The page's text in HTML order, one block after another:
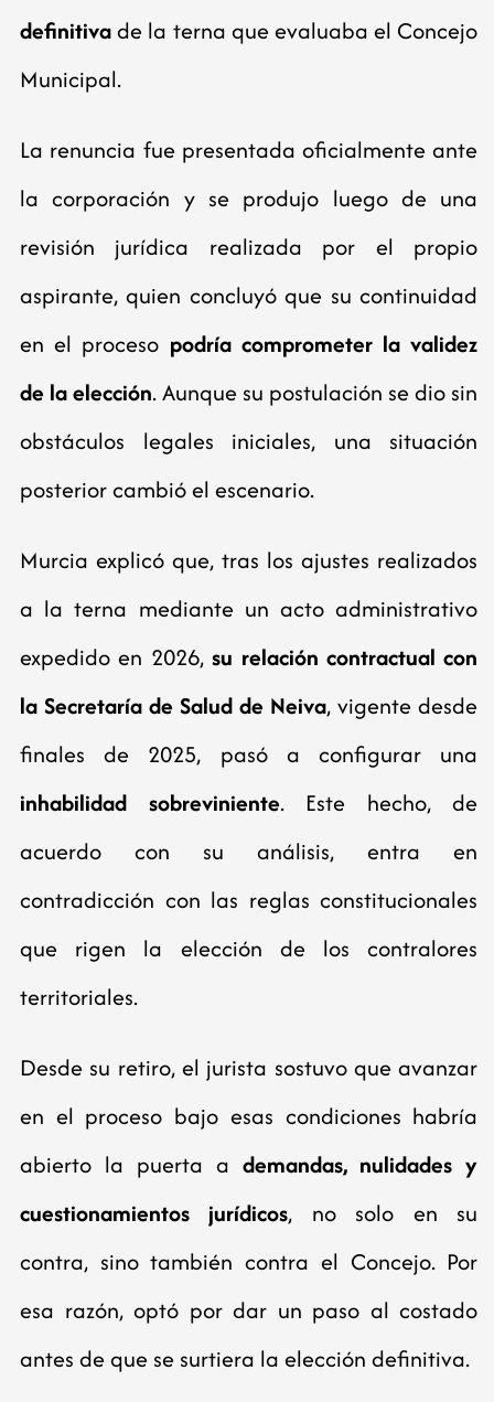
definitivade la terna que evaluaba el Concejo
Municipal.
La renuncia fue presentada oficialmente ante
la corporación y se produjo luego de una
revisión jurídica realizada por el propio
aspirante, quien concluyó que su continuidad
en el proceso podría comprometer la validez
de la elección. Aunque su postulación se dio sin
obstáculos legales iniciales, una situación
posterior cambió el escenario.
Murcia explicó que, tras los ajustes realizados
a la terna mediante un acto administrativo
expedido en 2026,su relación contractual con
la Secretaría de Salud de Neiva, vigente desde
finales de 2025, pasó a configurar una
inhabilidad sobreviniente. Este hecho, de
acuerdo con su análisis, entra en
contradicción con las reglas constitucionales
que rigen la elección de los contralores
territoriales.
Desde su retiro, el jurista sostuvo que avanzar
en el proceso bajo esas condiciones habría
abierto la puerta a demandas, nulidades y
cuestionamientos jurídicos, no solo en su
contra, sino también contra el Concejo. Por
esa razón, optó por dar un paso al costado
antes de que se surtiera la elección definitiva.